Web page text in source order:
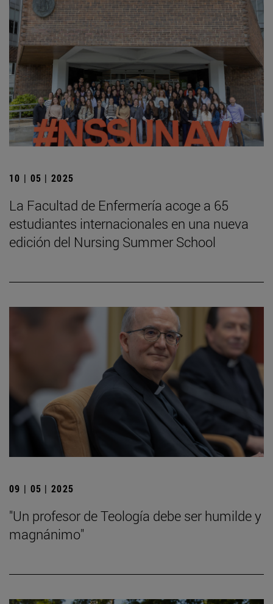
10 | 05 | 2025
La Facultad de Enfermería acoge a 65
estudiantes internacionales en una nueva
edición del Nursing Summer School
09 | 05 | 2025
"Un profesor de Teología debe ser humilde y
magnánimo"